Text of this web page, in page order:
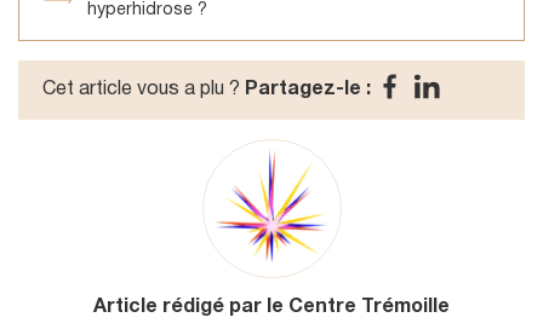
hyperhidrose ?
Cet article vous a plu ? Partagez-le :
Article rédigé par le Centre Trémoille